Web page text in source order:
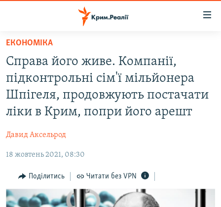
Перейти
основного
матеріалу
Перейти
до
основної
Перейти
до
ВОДА.КРИМ
ВІДЕО ТА ФОТО
ПОЛІТИКА
ПОГЛЯД
ІНТЕРВ'Ю
ВСЕ ЗА ДЕНЬ
СПЕЦПРОЕКТИ
ЕКОНОМІКА
Справа його живе. Компанії,
підконтрольні сім'ї мільйонера
Шпігеля, продовжують постачати
ліки в Крим, попри його арешт
Давид Аксельрод
18 жовтень 2021, 08:30
Поділитись Читати без VPN